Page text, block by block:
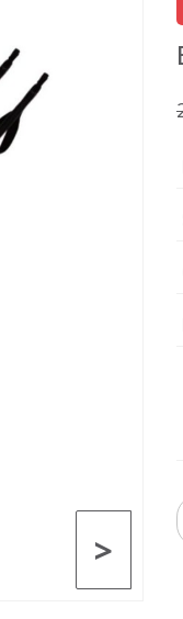
>